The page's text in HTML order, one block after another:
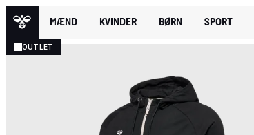
MÆND KVINDER BØRN SPORT
OUTLET